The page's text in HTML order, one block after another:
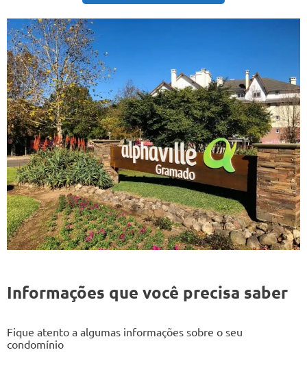
Informações que você precisa saber
Fique atento a algumas informações sobre o seu
condomínio